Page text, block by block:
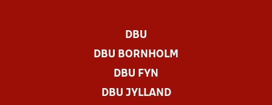
DBU
DBU BORNHOLM
DBU FYN
DBU JYLLAND